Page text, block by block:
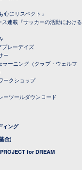
心にリスペクト』
連載『サッカーの活動における
プレーデイズ
ー
ーニング（クラブ・ウェルフ
ークショップ
ーツールダウンロード
ィング
金)
for DREAM